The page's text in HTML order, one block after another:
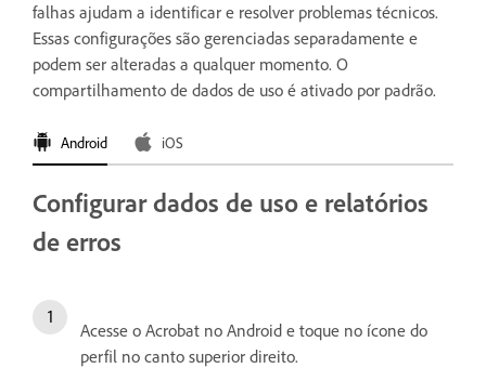
falhas ajudam a identificar e resolver problemas técnicos.
Essas configurações são gerenciadas separadamente e
podem ser alteradas a qualquer momento. O
compartilhamento de dados de uso é ativado por padrão.
Android iOS
Configurar dados de uso e relatórios
de erros
Acesse o Acrobat no Android e toque no ícone do
perfil no canto superior direito.